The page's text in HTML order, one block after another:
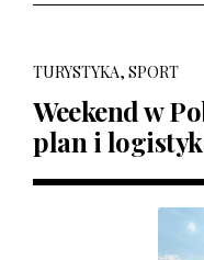
TURYSTYKA, SPORT
Weekend w
plan i